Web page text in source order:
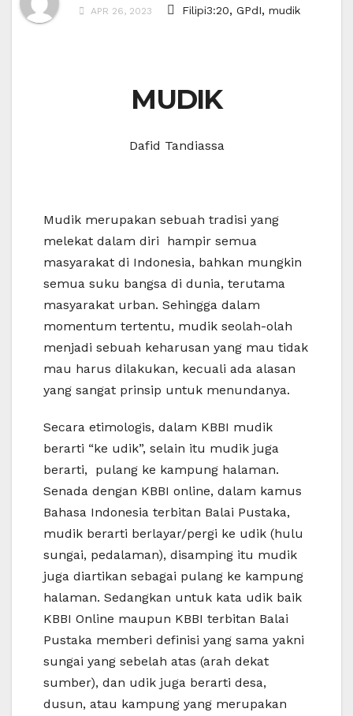
APR 26, 2023 Filipi3:20, GPdI, mudik
MUDIK
Dafid Tandiassa
Mudik merupakan sebuah tradisi yang
melekat dalam diri hampir semua
masyarakat di Indonesia, bahkan mungkin
semua suku bangsa di dunia, terutama
masyarakat urban. Sehingga dalam
momentum tertentu, mudik seolah-olah
menjadi sebuah keharusan yang mau tidak
mau harus dilakukan, kecuali ada alasan
yang sangat prinsip untuk menundanya.
Secara etimologis, dalam KBBI mudik
berarti “ke udik”, selain itu mudik juga
berarti, pulang ke kampung halaman.
Senada dengan KBBI online, dalam kamus
Bahasa Indonesia terbitan Balai Pustaka,
mudik berarti berlayar/pergi ke udik (hulu
sungai, pedalaman), disamping itu mudik
juga diartikan sebagai pulang ke kampung
halaman. Sedangkan untuk kata udik baik
KBBI Online maupun KBBI terbitan Balai
Pustaka memberi definisi yang sama yakni
sungai yang sebelah atas (arah dekat
sumber), dan udik juga berarti desa,
dusun, atau kampung yang merupakan